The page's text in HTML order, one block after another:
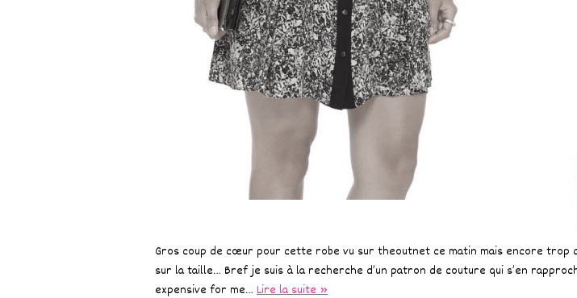
Gros coup de cœur pour cette robe vu sur theoutnet ce matin mais encore
sur la taille… Bref je suis à la recherche d’un patron de couture qui s’en
expensive for me… Lire la suite »